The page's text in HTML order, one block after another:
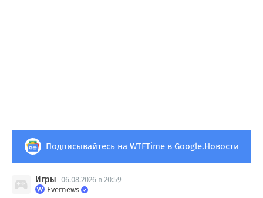
Подписывайтесь на WTFTime в Google.Новости
Игры 06.08.2026 в 20:59
Evernews